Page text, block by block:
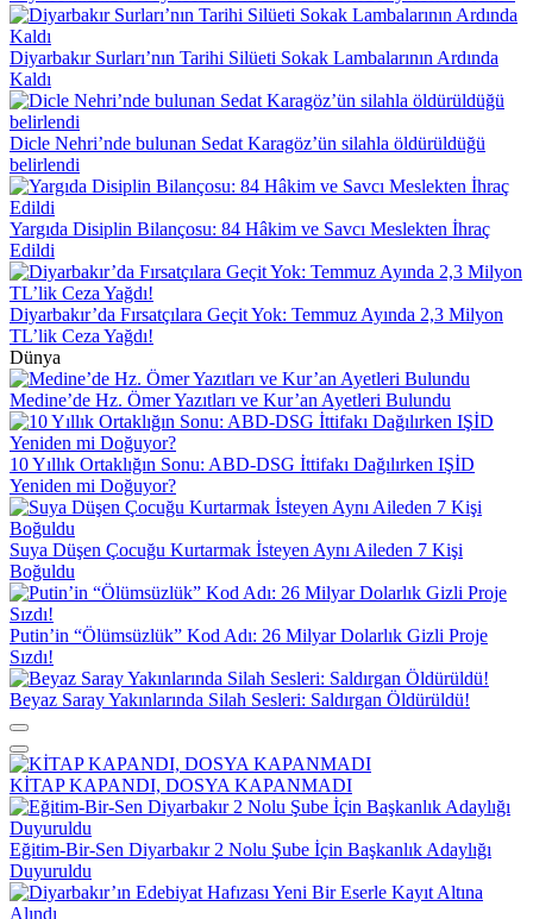
Diyarbakır Surları’nın Tarihi Silüeti Sokak Lambalarının Ardında
Kaldı
Dicle Nehri’nde bulunan Sedat Karagöz’ün silahla öldürüldüğü
belirlendi
Yargıda Disiplin Bilançosu: 84 Hâkim ve Savcı Meslekten İhraç
Edildi
Diyarbakır’da Fırsatçılara Geçit Yok: Temmuz Ayında 2,3 Milyon
TL’lik Ceza Yağdı!
Dünya
Medine’de Hz. Ömer Yazıtları ve Kur’an Ayetleri Bulundu
10 Yıllık Ortaklığın Sonu: ABD-DSG İttifakı Dağılırken IŞİD
Yeniden mi Doğuyor?
Suya Düşen Çocuğu Kurtarmak İsteyen Aynı Aileden 7 Kişi
Boğuldu
Putin’in “Ölümsüzlük” Kod Adı: 26 Milyar Dolarlık Gizli Proje
Sızdı!
Beyaz Saray Yakınlarında Silah Sesleri: Saldırgan Öldürüldü!
KİTAP KAPANDI, DOSYA KAPANMADI
Eğitim-Bir-Sen Diyarbakır 2 Nolu Şube İçin Başkanlık Adaylığı
Duyuruldu